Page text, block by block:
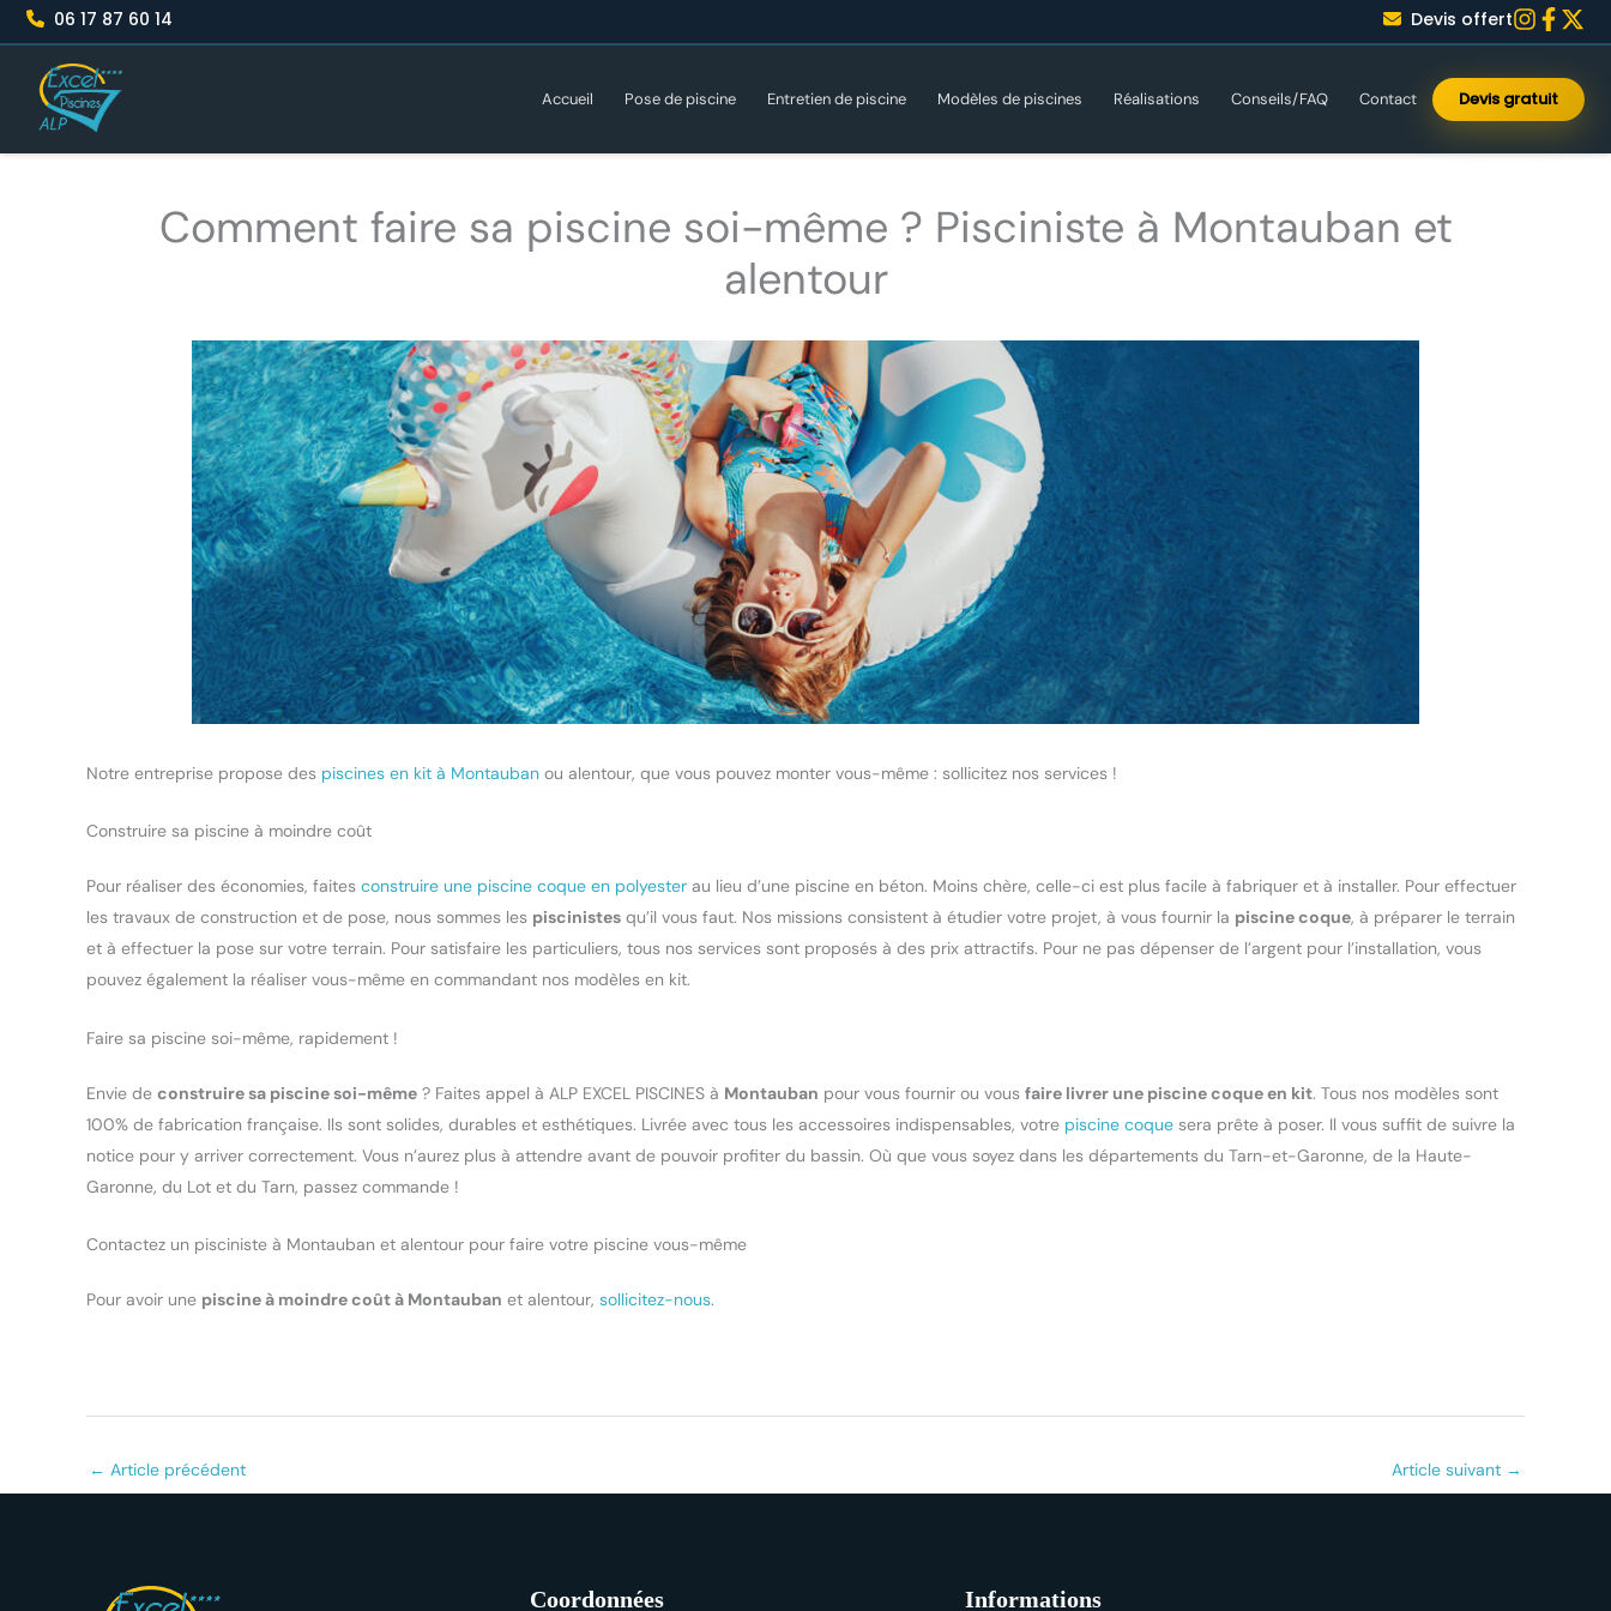
Aller
au
contenu
06 17 87 60 14 Devis offert
Accueil Pose de piscine Entretien de piscine Modèles de piscines Réalisations Conseils/FAQ Contact Devis gratuit
Comment faire sa piscine soi-même ? Pisciniste à Montauban et
alentour
Notre entreprise propose des piscines en kit à Montauban ou alentour, que vous pouvez monter vous-même : sollicitez nos services !
Construire sa piscine à moindre coût
Pour réaliser des économies, faites construire une piscine coque en polyester au lieu d’une piscine en béton. Moins chère, celle-ci est plus facile à fabriquer et à installer. Pour effectuer
les travaux de construction et de pose, nous sommes les piscinistes qu’il vous faut. Nos missions consistent à étudier votre projet, à vous fournir la piscine coque, à préparer le terrain
et à effectuer la pose sur votre terrain. Pour satisfaire les particuliers, tous nos services sont proposés à des prix attractifs. Pour ne pas dépenser de l’argent pour l’installation, vous
pouvez également la réaliser vous-même en commandant nos modèles en kit.
Faire sa piscine soi-même, rapidement !
Envie de construire sa piscine soi-même ? Faites appel à ALP EXCEL PISCINES à Montauban pour vous fournir ou vous faire livrer une piscine coque en kit. Tous nos modèles sont
100% de fabrication française. Ils sont solides, durables et esthétiques. Livrée avec tous les accessoires indispensables, votre piscine coque sera prête à poser. Il vous suffit de suivre la
notice pour y arriver correctement. Vous n’aurez plus à attendre avant de pouvoir profiter du bassin. Où que vous soyez dans les départements du Tarn-et-Garonne, de la Haute-
Garonne, du Lot et du Tarn, passez commande !
Contactez un pisciniste à Montauban et alentour pour faire votre piscine vous-même
Pour avoir une piscine à moindre coût à Montauban et alentour, sollicitez-nous.
← Article précédent Article suivant →
Coordonnées Informations